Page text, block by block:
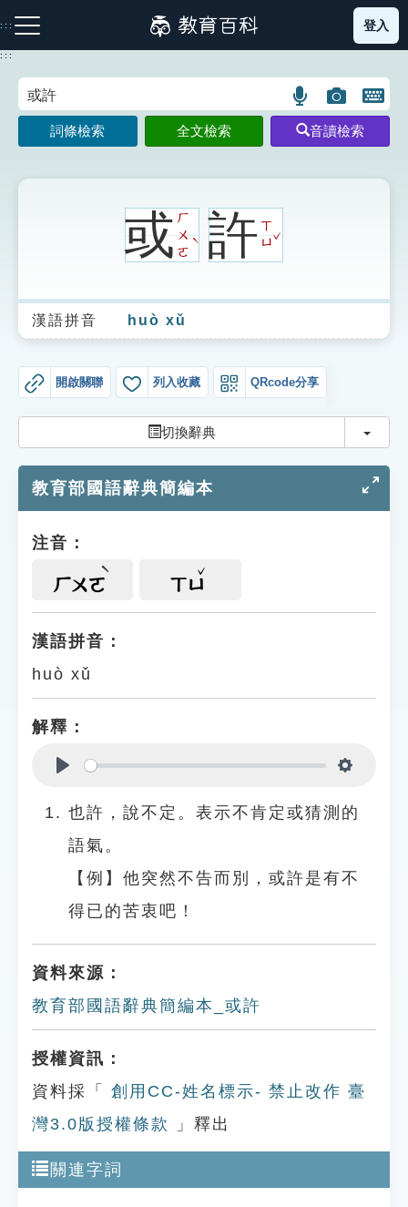
到
主
:::
注音索引圖示 筆畫索引圖示 部首索引表圖示
生字詞彙表
成語故事
索引選單
單字索引
遊戲專區
貓頭鷹博士
登入
:::
語
言
搜
圖
片
搜
開
鍵
圖
詞條檢索 全文檢索 音讀檢索
或ㄏ
ㄨ
ㄛ
ˋ 許ㄒ
ㄩ
ˇ
漢語拼音 huò xǔ
開啟關聯 列入收藏 QRcode分享
切換辭典 切換
教育部國語辭典簡編本
注音：
ㄏㄨㄛ ㄒㄩ
漢語拼音：
huò xǔ
解釋：
也許，說不定。表示不肯定或猜測的
語氣。
【例】他突然不告而別，或許是有不
得已的苦衷吧！
資料來源：
教育部國語辭典簡編本_或許
授權資訊：
資料採「
創用CC-姓名標示- 禁止改作 臺
灣3.0版授權條款
」釋出
關連字詞